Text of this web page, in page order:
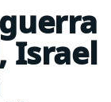
Israel